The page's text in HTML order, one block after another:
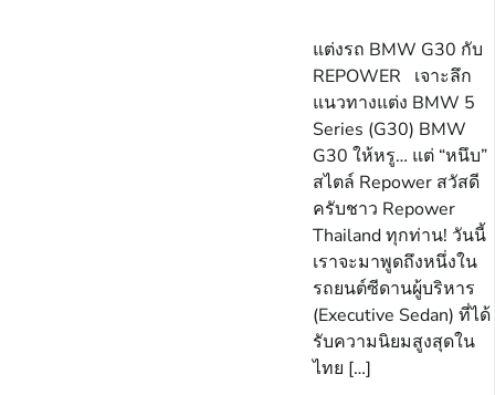
แต่งรถ BMW G30 กับ
REPOWER เจาะลึก
แนวทางแต่ง BMW 5
Series (G30) BMW
G30 ให้หรู… แต่ “หนึบ”
สไตล์ Repower สวัสดี
ครับชาว Repower
Thailand ทุกท่าน! วันนี้
เราจะมาพูดถึงหนึ่งใน
รถยนต์ซีดานผู้บริหาร
(Executive Sedan) ที่ได้
รับความนิยมสูงสุดใน
ไทย […]